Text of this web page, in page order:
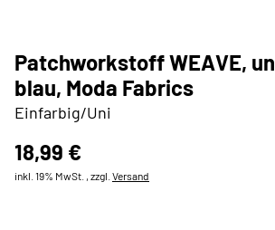
Patchworkstoff WEAVE,
blau, Moda Fabrics
Einfarbig/Uni
18,99 €
inkl. 19% MwSt. , zzgl. Versand